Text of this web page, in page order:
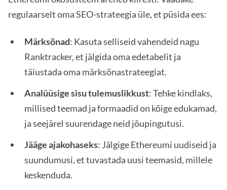
regulaarselt oma SEO-strateegia üle, et püsida ees:
Märksõnad: Kasuta selliseid vahendeid nagu
Ranktracker, et jälgida oma edetabelit ja
täiustada oma märksõnastrateegiat.
Analüüsige sisu tulemuslikkust: Tehke kindlaks,
millised teemad ja formaadid on kõige edukamad,
ja seejärel suurendage neid jõupingutusi.
Jääge ajakohaseks: Jälgige Ethereumi uudiseid ja
suundumusi, et tuvastada uusi teemasid, millele
keskenduda.